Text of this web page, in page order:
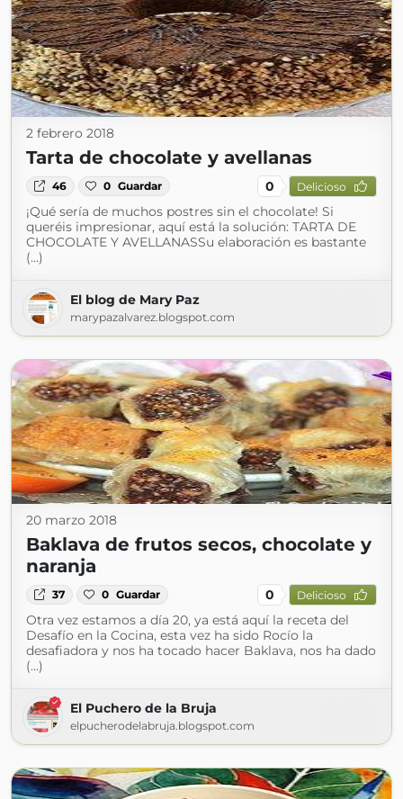
2 febrero 2018
Tarta de chocolate y avellanas
46 0 Guardar 0 Delicioso
¡Qué sería de muchos postres sin el chocolate! Si
queréis impresionar, aquí está la solución: TARTA DE
CHOCOLATE Y AVELLANASSu elaboración es bastante
(...)
El blog de Mary Paz
marypazalvarez.blogspot.com
20 marzo 2018
Baklava de frutos secos, chocolate y
naranja
37 0 Guardar 0 Delicioso
Otra vez estamos a día 20, ya está aquí la receta del
Desafío en la Cocina, esta vez ha sido Rocío la
desafiadora y nos ha tocado hacer Baklava, nos ha dado
(...)
El Puchero de la Bruja
elpucherodelabruja.blogspot.com